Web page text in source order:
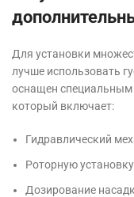
Для установки
лучше использовать
оснащен специальным
который включает:
Гидравлический
Роторную
Дозирование